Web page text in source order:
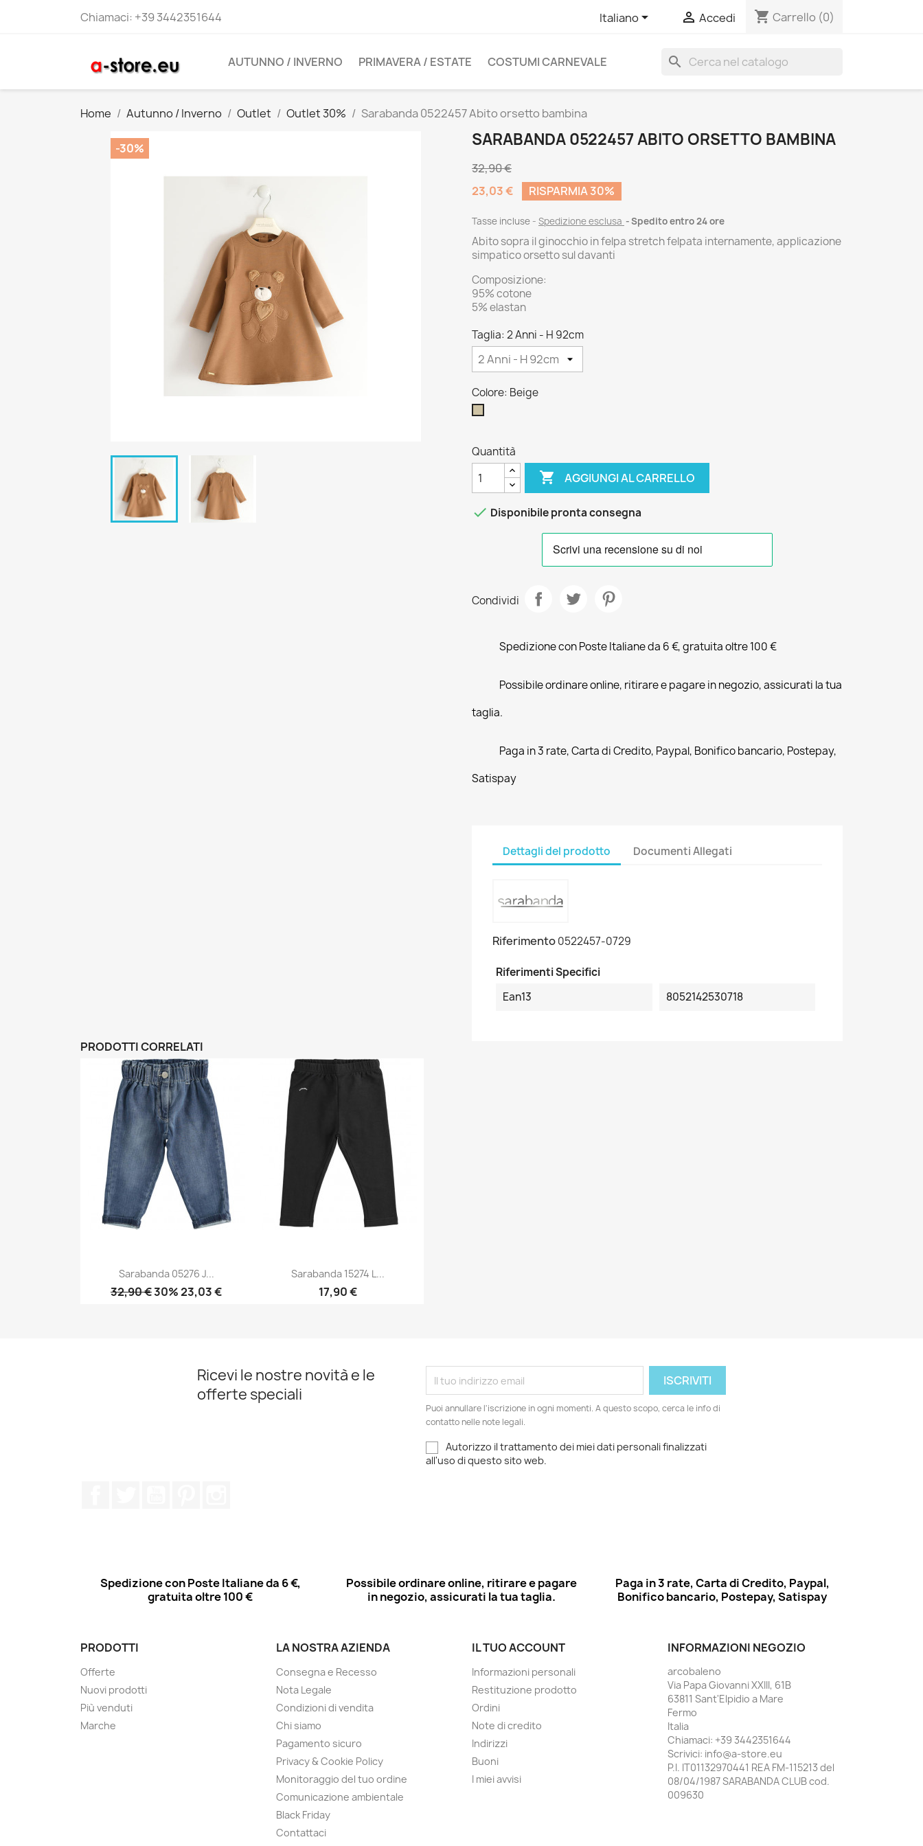
Chiamaci: +39 3442351644 Italiano  Accedi shopping_cart Carrello (0)
AUTUNNO / INVERNO PRIMAVERA / ESTATE COSTUMI CARNEVALE search
Home Autunno / Inverno Outlet Outlet 30% Sarabanda 0522457 Abito orsetto bambina
-30% SARABANDA 0522457 ABITO ORSETTO BAMBINA
32,90 €
23,03 €
RISPARMIA 30%
Tasse incluse Spedizione esclusa Spedito entro 24 ore
Abito sopra il ginocchio in felpa stretch felpata internamente, applicazione
simpatico orsetto sul davanti
Composizione:
95% cotone
5% elastan
Taglia: 2 Anni - H 92cm
Colore: Beige
Quantità
 AGGIUNGI AL CARRELLO
 Disponibile pronta consegna
Condividi
Spedizione con Poste Italiane da 6 €, gratuita oltre 100 €
Possibile ordinare online, ritirare e pagare in negozio, assicurati la tua
taglia.
Paga in 3 rate, Carta di Credito, Paypal, Bonifico bancario, Postepay,
Satispay
Dettagli del prodotto Documenti Allegati
Riferimento0522457-0729
Riferimenti Specifici
Ean13
8052142530718
PRODOTTI CORRELATI
Sarabanda 05276 J...
32,90 €30% 23,03 €
Sarabanda 15274 L...
17,90 €
Ricevi le nostre novità e le
offerte speciali
Puoi annullare l'iscrizione in ogni momenti. A questo scopo, cerca le info di
contatto nelle note legali.
Autorizzo il trattamento dei miei dati personali finalizzati
all'uso di questo sito web.
Spedizione con Poste Italiane da 6 €,
gratuita oltre 100 €
Possibile ordinare online, ritirare e pagare
in negozio, assicurati la tua taglia.
Paga in 3 rate, Carta di Credito, Paypal,
Bonifico bancario, Postepay, Satispay
PRODOTTI
Offerte
Nuovi prodotti
Più venduti
Marche
LA NOSTRA AZIENDA
Consegna e Recesso
Nota Legale
Condizioni di vendita
Chi siamo
Pagamento sicuro
Privacy & Cookie Policy
Monitoraggio del tuo ordine
Comunicazione ambientale
Black Friday
Contattaci
IL TUO ACCOUNT
Informazioni personali
Restituzione prodotto
Ordini
Note di credito
Indirizzi
Buoni
I miei avvisi
INFORMAZIONI NEGOZIO
arcobaleno
Via Papa Giovanni XXIII, 61B
63811 Sant'Elpidio a Mare
Fermo
Italia
Chiamaci: +39 3442351644
Scrivici: info@a-store.eu
P.I. IT01132970441 REA FM-115213 del
08/04/1987 SARABANDA CLUB cod.
009630